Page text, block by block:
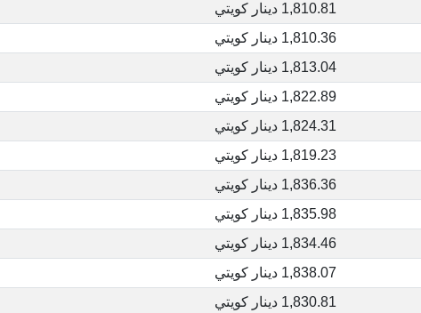
1,810.81 دينار كويتي
1,810.36 دينار كويتي
1,813.04 دينار كويتي
1,822.89 دينار كويتي
1,824.31 دينار كويتي
1,819.23 دينار كويتي
1,836.36 دينار كويتي
1,835.98 دينار كويتي
1,834.46 دينار كويتي
1,838.07 دينار كويتي
1,830.81 دينار كويتي